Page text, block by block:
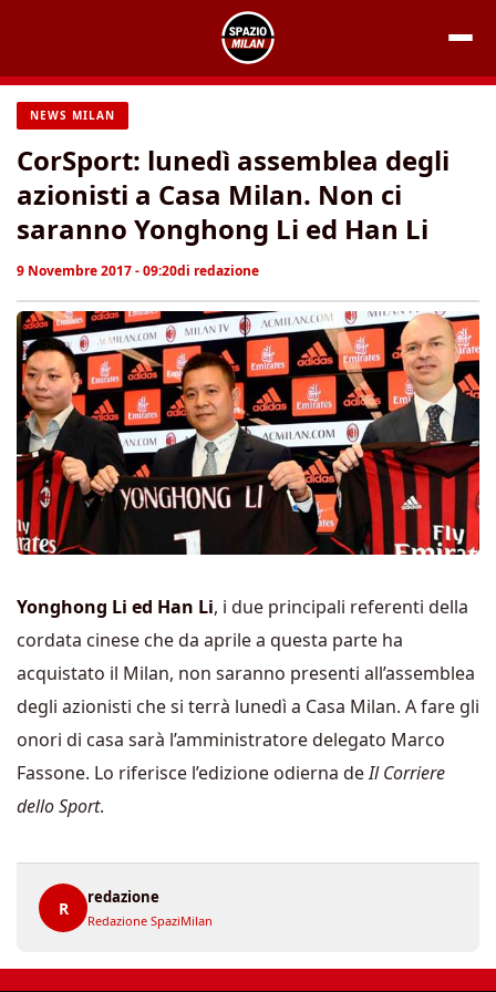
contenuto
NEWS MILAN
CorSport: lunedì assemblea degli
azionisti a Casa Milan. Non ci
saranno Yonghong Li ed Han Li
9 Novembre 2017 - 09:20di redazione
Yonghong Li ed Han Li, i due principali referenti della
cordata cinese che da aprile a questa parte ha
acquistato il Milan, non saranno presenti all’assemblea
degli azionisti che si terrà lunedì a Casa Milan. A fare gli
onori di casa sarà l’amministratore delegato Marco
Fassone. Lo riferisce l’edizione odierna deIl Corriere
dello Sport.
R
redazione
Redazione SpaziMilan